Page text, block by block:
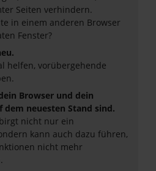
Seiten verhindern.
in einem anderen Browser
Fenster?
helfen, vorübergehende
Browser und dein
dem neuesten Stand sind.
nicht nur ein
kann auch dazu führen,
nicht mehr